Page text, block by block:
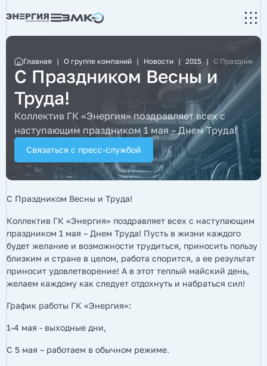
Главная | О группе компаний | Новости | 2015 | С Праздником
С Праздником Весны и
Труда!
Коллектив ГК «Энергия» поздравляет всех с
наступающим праздником 1 мая – Днем Труда!
Связаться с пресс-службой
С Праздником Весны и Труда!
Коллектив ГК «Энергия» поздравляет всех с наступающим
праздником 1 мая – Днем Труда! Пусть в жизни каждого
будет желание и возможности трудиться, приносить пользу
близким и стране в целом, работа спорится, а ее результат
приносит удовлетворение! А в этот теплый майский день,
желаем каждому как следует отдохнуть и набраться сил!
График работы ГК «Энергия»:
1-4 мая - выходные дни,
С 5 мая – работаем в обычном режиме.